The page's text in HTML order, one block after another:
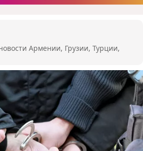
Армении, Грузии, Турции,